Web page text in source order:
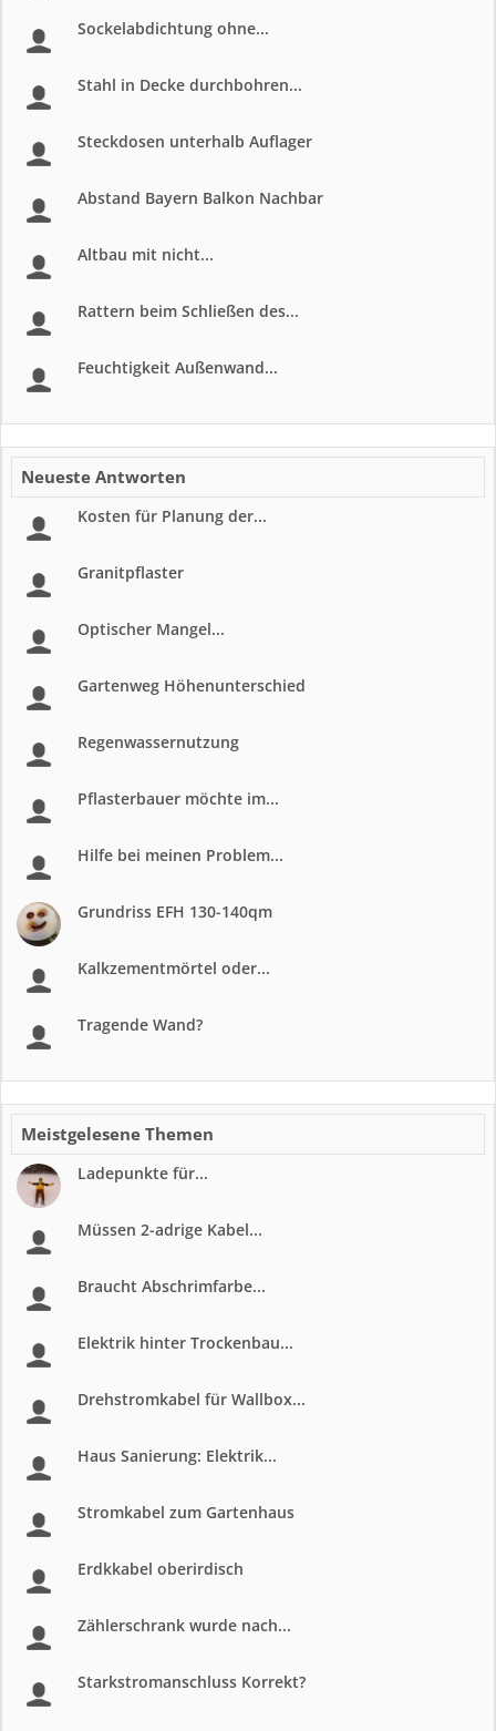
Sockelabdichtung ohne...
Stahl in Decke durchbohren...
Steckdosen unterhalb Auflager
Abstand Bayern Balkon Nachbar
Altbau mit nicht...
Rattern beim Schließen des...
Feuchtigkeit Außenwand...
Neueste Antworten
Kosten für Planung der...
Granitpflaster
Optischer Mangel...
Gartenweg Höhenunterschied
Regenwassernutzung
Pflasterbauer möchte im...
Hilfe bei meinen Problem...
Grundriss EFH 130-140qm
Kalkzementmörtel oder...
Tragende Wand?
Meistgelesene Themen
Ladepunkte für...
Müssen 2-adrige Kabel...
Braucht Abschrimfarbe...
Elektrik hinter Trockenbau...
Drehstromkabel für Wallbox...
Haus Sanierung: Elektrik...
Stromkabel zum Gartenhaus
Erdkkabel oberirdisch
Zählerschrank wurde nach...
Starkstromanschluss Korrekt?